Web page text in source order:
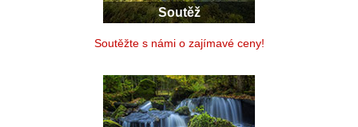
Soutěž
Soutěžte s námi o zajímavé ceny!